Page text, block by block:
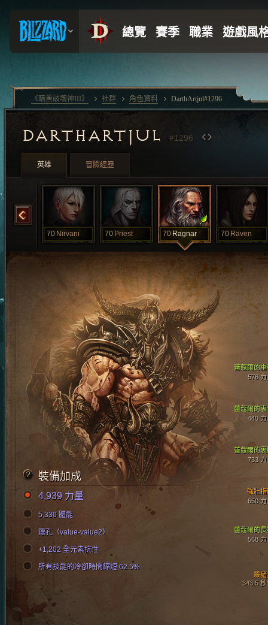
DARTHARTJUL #1296
英雄 冒險經歷
70 Nirvani 70 Priest 70 Ragnar 70 Raven
蕾蔻爾的衷
440 力
蕾蔻爾的裹
733 力
蕾蔻爾的重
576 力
蕾蔻爾的長
568 力
殺豬
343.5 秒
強壯指
650 力
裝備加成
4,939 力量
5,330 體能
鑲孔（value-value2）
+1,202 全元素抗性
所有技能的冷卻時間縮短 62.5%
《暗黑破壞神III》 社群 角色資料 DarthArtjul#1296